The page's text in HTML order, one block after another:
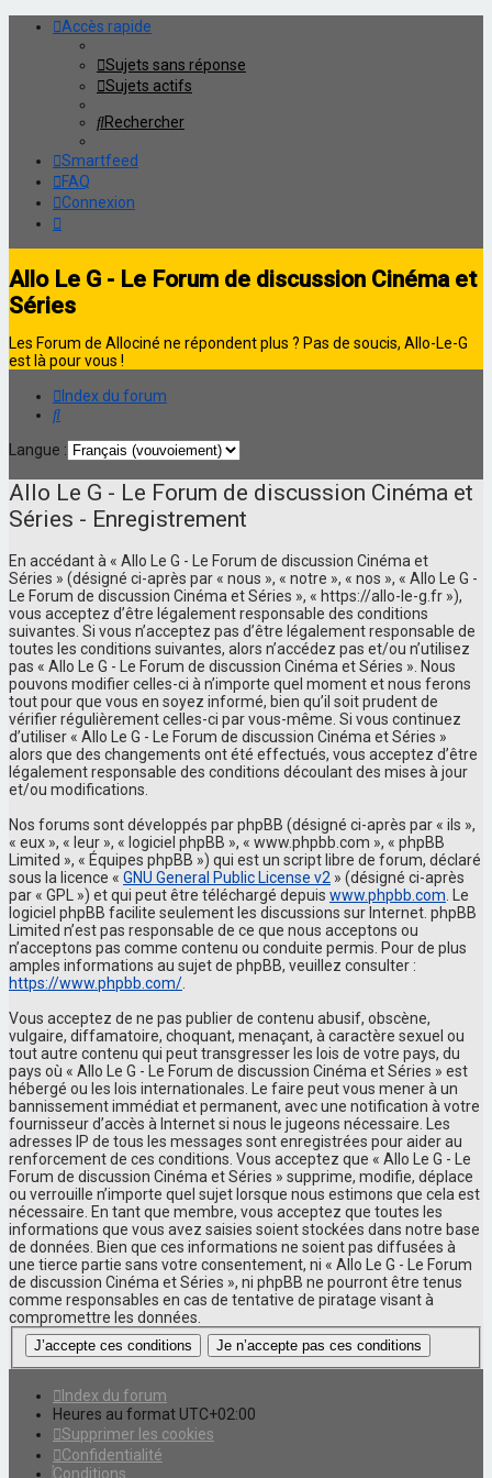
Accès rapide
Sujets sans réponse
Sujets actifs
Rechercher
Smartfeed
FAQ
Connexion
Allo Le G - Le Forum de discussion Cinéma et
Séries
Les Forum de Allociné ne répondent plus ? Pas de soucis, Allo-Le-G
est là pour vous !
Index du forum
Rechercher
Langue :
Allo Le G - Le Forum de discussion Cinéma et
Séries - Enregistrement
En accédant à « Allo Le G - Le Forum de discussion Cinéma et
Séries » (désigné ci-après par « nous », « notre », « nos », « Allo Le G -
Le Forum de discussion Cinéma et Séries », « https://allo-le-g.fr »),
vous acceptez d’être légalement responsable des conditions
suivantes. Si vous n’acceptez pas d’être légalement responsable de
toutes les conditions suivantes, alors n’accédez pas et/ou n’utilisez
pas « Allo Le G - Le Forum de discussion Cinéma et Séries ». Nous
pouvons modifier celles-ci à n’importe quel moment et nous ferons
tout pour que vous en soyez informé, bien qu’il soit prudent de
vérifier régulièrement celles-ci par vous-même. Si vous continuez
d’utiliser « Allo Le G - Le Forum de discussion Cinéma et Séries »
alors que des changements ont été effectués, vous acceptez d’être
légalement responsable des conditions découlant des mises à jour
et/ou modifications.
Nos forums sont développés par phpBB (désigné ci-après par « ils »,
« eux », « leur », « logiciel phpBB », « www.phpbb.com », « phpBB
Limited », « Équipes phpBB ») qui est un script libre de forum, déclaré
sous la licence « GNU General Public License v2 » (désigné ci-après
par « GPL ») et qui peut être téléchargé depuis www.phpbb.com . Le
logiciel phpBB facilite seulement les discussions sur Internet. phpBB
Limited n’est pas responsable de ce que nous acceptons ou
n’acceptons pas comme contenu ou conduite permis. Pour de plus
amples informations au sujet de phpBB, veuillez consulter :
https://www.phpbb.com/
Vous acceptez de ne pas publier de contenu abusif, obscène,
vulgaire, diffamatoire, choquant, menaçant, à caractère sexuel ou
tout autre contenu qui peut transgresser les lois de votre pays, du
pays où « Allo Le G - Le Forum de discussion Cinéma et Séries » est
hébergé ou les lois internationales. Le faire peut vous mener à un
bannissement immédiat et permanent, avec une notification à votre
fournisseur d’accès à Internet si nous le jugeons nécessaire. Les
adresses IP de tous les messages sont enregistrées pour aider au
renforcement de ces conditions. Vous acceptez que « Allo Le G - Le
Forum de discussion Cinéma et Séries » supprime, modifie, déplace
ou verrouille n’importe quel sujet lorsque nous estimons que cela est
nécessaire. En tant que membre, vous acceptez que toutes les
informations que vous avez saisies soient stockées dans notre base
de données. Bien que ces informations ne soient pas diffusées à
une tierce partie sans votre consentement, ni « Allo Le G - Le Forum
de discussion Cinéma et Séries », ni phpBB ne pourront être tenus
comme responsables en cas de tentative de piratage visant à
compromettre les données.
Index du forum
Heures au format UTC+02:00
Supprimer les cookies
Confidentialité
Conditions